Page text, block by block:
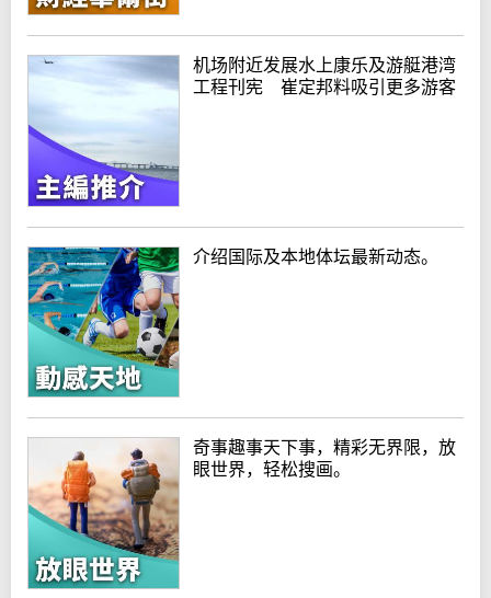
机场附近发展水上康乐及游艇港湾
工程刊宪 崔定邦料吸引更多游客
介绍国际及本地体坛最新动态。
奇事趣事天下事，精彩无界限，放
眼世界，轻松搜画。